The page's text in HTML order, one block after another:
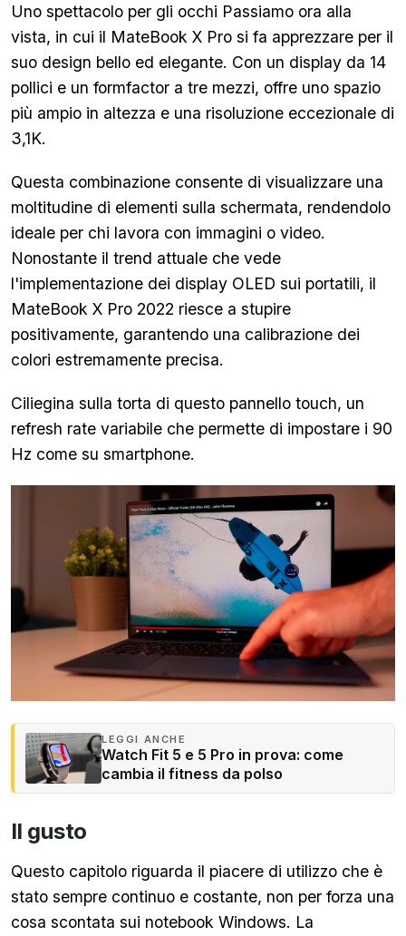
Uno spettacolo per gli occhi Passiamo ora alla
vista, in cui il MateBook X Pro si fa apprezzare per il
suo design bello ed elegante. Con un display da 14
pollici e un formfactor a tre mezzi, offre uno spazio
più ampio in altezza e una risoluzione eccezionale di
3,1K.
Questa combinazione consente di visualizzare una
moltitudine di elementi sulla schermata, rendendolo
ideale per chi lavora con immagini o video.
Nonostante il trend attuale che vede
l'implementazione dei display OLED sui portatili, il
MateBook X Pro 2022 riesce a stupire
positivamente, garantendo una calibrazione dei
colori estremamente precisa.
Ciliegina sulla torta di questo pannello touch, un
refresh rate variabile che permette di impostare i 90
Hz come su smartphone.
LEGGI ANCHE
Watch Fit 5 e 5 Pro in prova: come
cambia il fitness da polso
Il gusto
Questo capitolo riguarda il piacere di utilizzo che è
stato sempre continuo e costante, non per forza una
cosa scontata sui notebook Windows. La